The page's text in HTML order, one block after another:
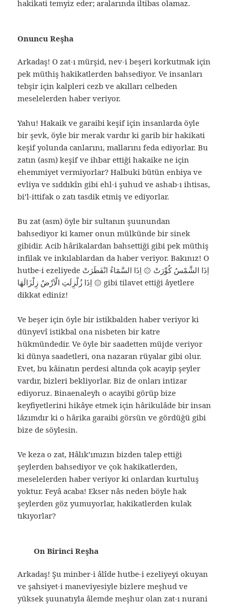
hakikati temyiz eder; aralarında iltibas olamaz.
Onuncu Reşha
Arkadaş! O zat-ı mürşid, nev-i beşeri korkutmak için
pek müthiş hakikatlerden bahsediyor. Ve insanları
tebşir için kalpleri cezb ve akılları celbeden
meselelerden haber veriyor.
Yahu! Hakaik ve garaibi keşif için insanlarda öyle
bir şevk, öyle bir merak vardır ki garib bir hakikati
keşif yolunda canlarını, mallarını feda ediyorlar. Bu
zatın (asm) keşif ve ihbar ettiği hakaike ne için
ehemmiyet vermiyorlar? Halbuki bütün enbiya ve
evliya ve sıddıkîn gibi ehl-i şuhud ve ashab-ı ihtisas,
bi’l-ittifak o zatı tasdik etmiş ve ediyorlar.
Bu zat (asm) öyle bir sultanın şuunundan
bahsediyor ki kamer onun mülkünde bir sinek
gibidir. Acib hârikalardan bahsettiği gibi pek müthiş
infilak ve inkılablardan da haber veriyor. Bakınız! O
hutbe-i ezeliyede اِذَا الشَّمْسُ كُوِّرَتْ ۞ اِذَا السَّمَٓاءُ انْفَطَرَتْ
۞ اِذَا زُلْزِلَتِ الْاَرْضُ زِلْزَالَهَا gibi tilavet ettiği âyetlere
dikkat ediniz!
Ve beşer için öyle bir istikbalden haber veriyor ki
dünyevî istikbal ona nisbeten bir katre
hükmündedir. Ve öyle bir saadetten müjde veriyor
ki dünya saadetleri, ona nazaran rüyalar gibi olur.
Evet, bu kâinatın perdesi altında çok acayip şeyler
vardır, bizleri bekliyorlar. Biz de onları intizar
ediyoruz. Binaenaleyh o acayibi görüp bize
keyfiyetlerini hikâye etmek için hârikulâde bir insan
lâzımdır ki o hârika garaibi görsün ve gördüğü gibi
bize de söylesin.
Ve keza o zat, Hâlık’ımızın bizden talep ettiği
şeylerden bahsediyor ve çok hakikatlerden,
meselelerden haber veriyor ki onlardan kurtuluş
yoktur. Feyâ acaba! Ekser nâs neden böyle hak
şeylerden göz yumuyorlar, hakikatlerden kulak
tıkıyorlar?
On Birinci Reşha
Arkadaş! Şu minber-i âlîde hutbe-i ezeliyeyi okuyan
ve şahsiyet-i maneviyesiyle bizlere meşhud ve
yüksek şuunatıyla âlemde meşhur olan zat-ı nurani